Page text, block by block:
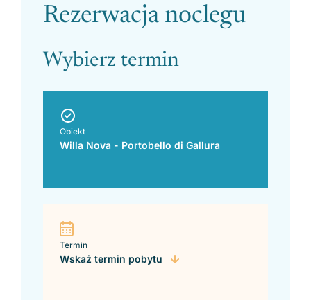
Please leave this field empty.
Rezerwacja noclegu
Wybierz termin
Obiekt
Willa Nova - Portobello di Gallura
Termin
Wskaż termin pobytu